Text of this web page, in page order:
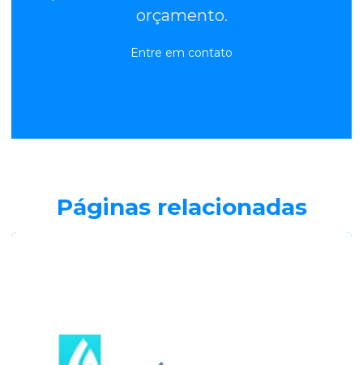
orçamento.
Entre em contato
Páginas relacionadas